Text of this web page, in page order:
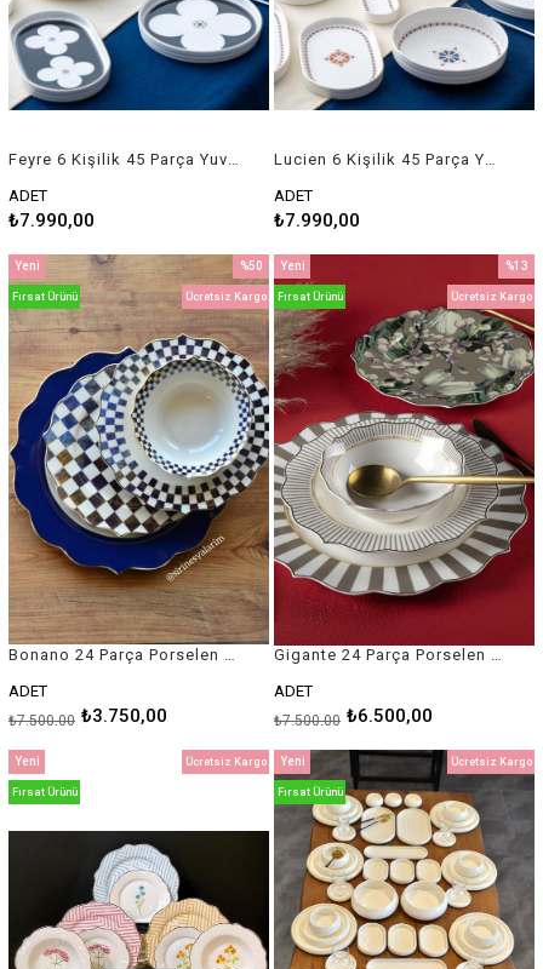
Feyre 6 Kişilik 45 Parça Yuvarlak Yemek & Kahvaltı Takımı
ADET
₺7.990,00
Lucien 6 Kişilik 45 Parça Yuvarlak Yemek & Kahvaltı Takımı
ADET
₺7.990,00
ADET
₺3.750,00
₺7.500,00
%50
İndirim
%50İndirim
Ücretsiz Kargo
Yeni
Ürün
Fırsat Ürünü
ADET
₺6.500,00
₺7.500,00
%13
İndirim
Ücretsiz Kargo
Yeni
Ürün
Fırsat Ürünü
Ücretsiz Kargo
Yeni
Ürün
Fırsat Ürünü
Ücretsiz Kargo
Yeni
Ürün
Fırsat Ürünü